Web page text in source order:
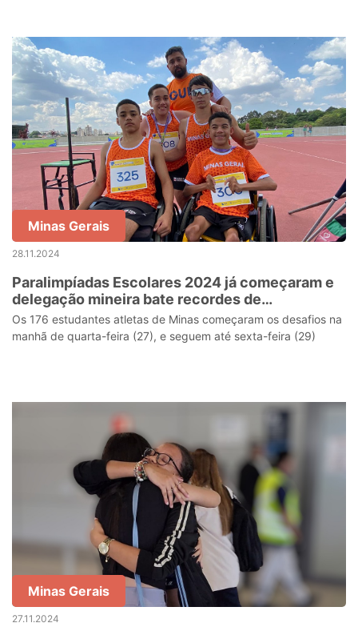
Minas Gerais
28.11.2024
Paralimpíadas Escolares 2024 já começaram e
delegação mineira bate recordes de
participação
Os 176 estudantes atletas de Minas começaram os desafios na
manhã de quarta-feira (27), e seguem até sexta-feira (29)
Minas Gerais
27.11.2024